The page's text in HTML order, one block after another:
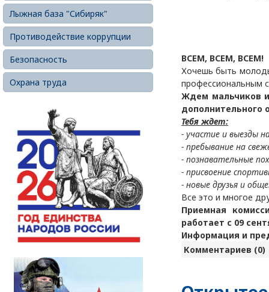
Лыжная база "Сибиряк"
Противодействие коррупции
Безопасность
Охрана труда
ВСЕМ, ВСЕМ, ВСЕМ!
Хочешь быть
профессиональным
Ждем мальчиков
дополнительного
Тебя ждет:
- участие и выезды
- пребывание на
- познавательные
- присвоение
- новые друзья и
Все это и многое
Приемная
работает с 09
Информация и
Комментариев (0)